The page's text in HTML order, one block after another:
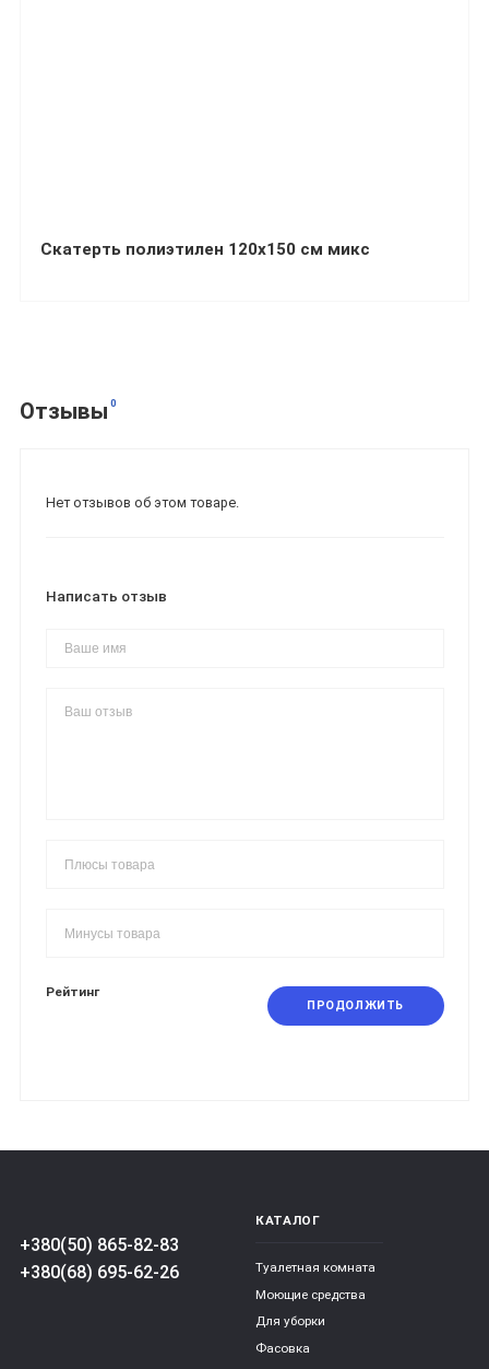
Скатерть полиэтилен 120х150 см микс
Отзывы 0
Нет отзывов об этом товаре.
Написать отзыв
Рейтинг
ПРОДОЛЖИТЬ
+380(50) 865-82-83
+380(68) 695-62-26
КАТАЛОГ
Туалетная комната
Моющие средства
Для уборки
Фасовка